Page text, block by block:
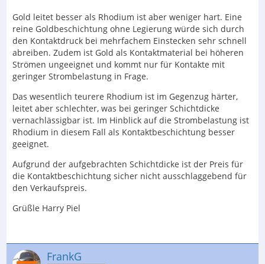
Gold leitet besser als Rhodium ist aber weniger hart. Eine
reine Goldbeschichtung ohne Legierung würde sich durch
den Kontaktdruck bei mehrfachem Einstecken sehr schnell
abreiben. Zudem ist Gold als Kontaktmaterial bei höheren
Strömen ungeeignet und kommt nur für Kontakte mit
geringer Strombelastung in Frage.
Das wesentlich teurere Rhodium ist im Gegenzug härter,
leitet aber schlechter, was bei geringer Schichtdicke
vernachlässigbar ist. Im Hinblick auf die Strombelastung ist
Rhodium in diesem Fall als Kontaktbeschichtung besser
geeignet.
Aufgrund der aufgebrachten Schichtdicke ist der Preis für
die Kontaktbeschichtung sicher nicht ausschlaggebend für
den Verkaufspreis.
Grüßle Harry Piel
FrankG